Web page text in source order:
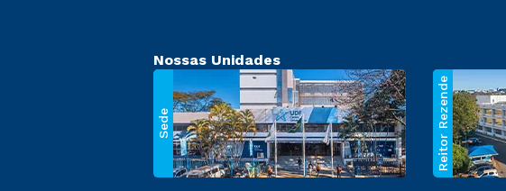
Nossas Unidades
Sede Reitor Rezende